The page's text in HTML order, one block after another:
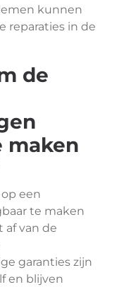
kunnen
reparaties in de
de
maken
een
te maken
af van de
garanties zijn
en blijven